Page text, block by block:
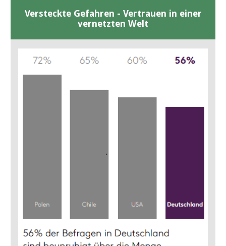
Versteckte Gefahren - Vertrauen in einer
vernetzten Welt